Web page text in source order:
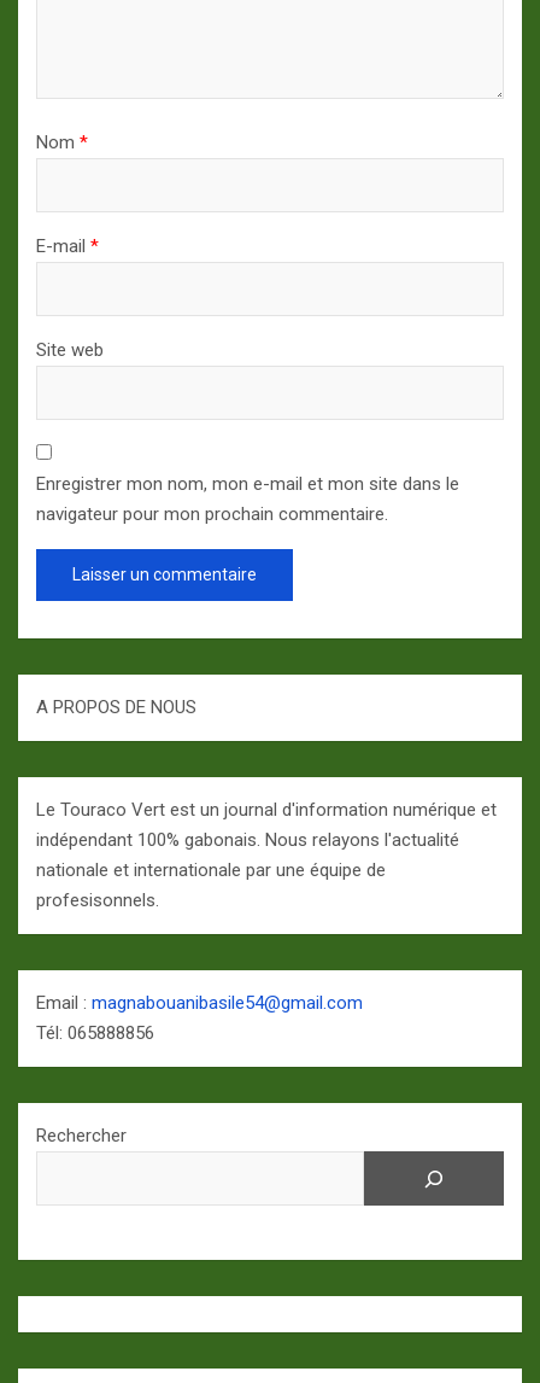
Nom *
E-mail *
Site web
Enregistrer mon nom, mon e-mail et mon site dans le
navigateur pour mon prochain commentaire.
A PROPOS DE NOUS
Le Touraco Vert est un journal d'information numérique et
indépendant 100% gabonais. Nous relayons l'actualité
nationale et internationale par une équipe de
profesisonnels.
Email : magnabouanibasile54@gmail.com
Tél: 065888856
Rechercher